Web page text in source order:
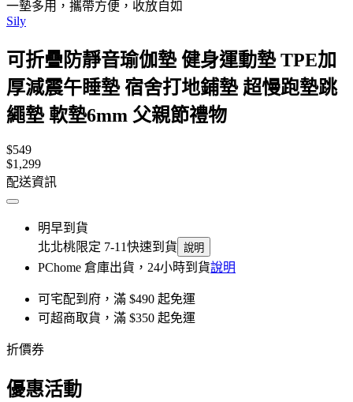
一墊多用，攜帶方便，收放自如
Sily
可折疊防靜音瑜伽墊 健身運動墊 TPE加
厚減震午睡墊 宿舍打地鋪墊 超慢跑墊跳
繩墊 軟墊6mm 父親節禮物
$549
$1,299
配送資訊
明早到貨
北北桃限定 7-11快速到貨 說明
PChome 倉庫出貨，24小時到貨說明
可宅配到府，滿 $490 起免運
可超商取貨，滿 $350 起免運
折價券
優惠活動